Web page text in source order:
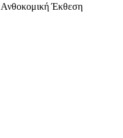
Ανθοκομική Έκθεση